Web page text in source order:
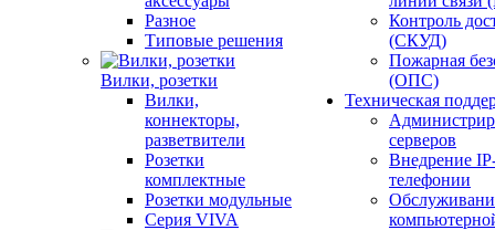
Разное
Типовые решения
Вилки, розетки
Вилки,
коннекторы,
разветвители
Розетки
комплектные
Розетки модульные
Серия VIVA
Контроль
(СКУД)
Пожарная
(ОПС)
Техническая
серверов
Внедрение
телефонии